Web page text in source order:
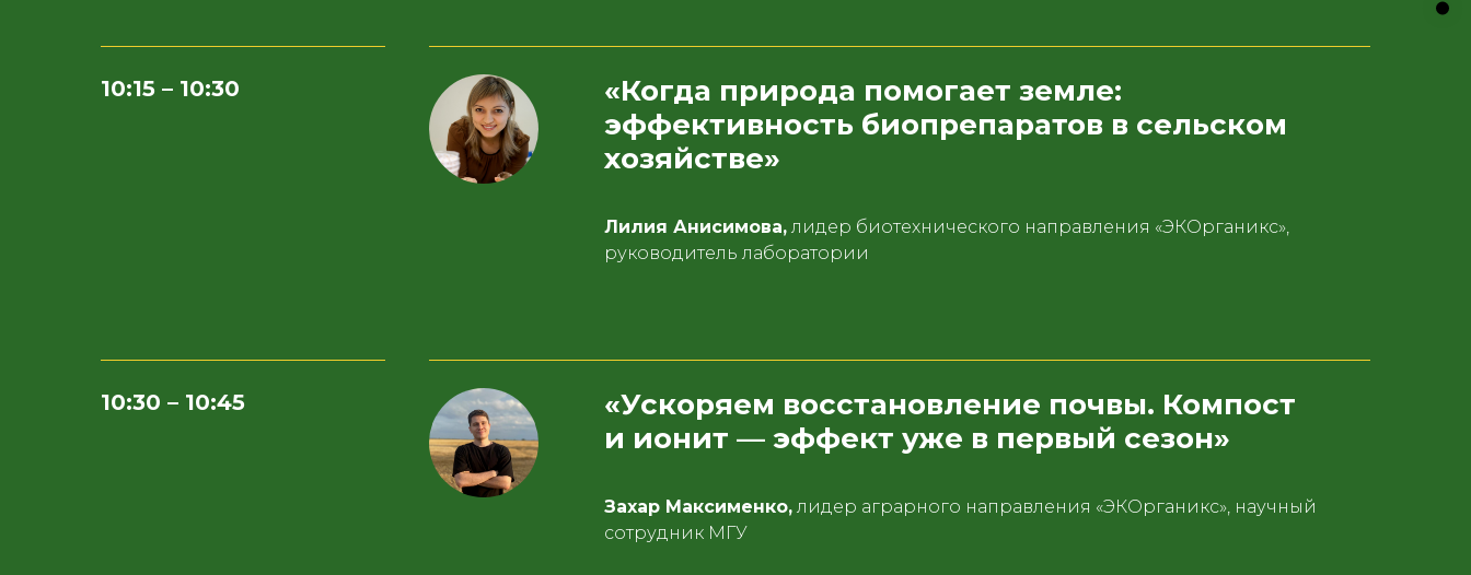
10:15 – 10:30
«Когда природа помогает земле:
эффективность биопрепаратов в сельском
хозяйстве»
Лилия Анисимова, лидер биотехнического направления «ЭКОрганикс»,
руководитель лаборатории
10:30 – 10:45
«Ускоряем восстановление почвы. Компост
и ионит — эффект уже в первый сезон»
Захар Максименко, лидер аграрного направления «ЭКОрганикс», научный
сотрудник МГУ